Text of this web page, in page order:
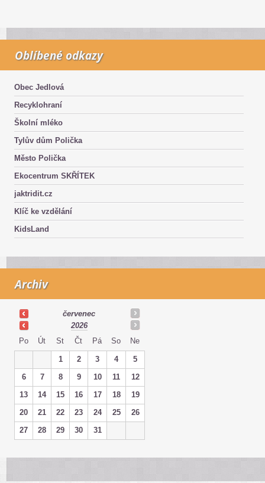
Oblíbené odkazy
Obec Jedlová
Recyklohraní
Školní mléko
Tylův dům Polička
Město Polička
Ekocentrum SKŘÍTEK
jaktridit.cz
Klíč ke vzdělání
KidsLand
Archiv
červenec
2026
Po
Út St Čt Pá So Ne
1 2 3 4
5
6
7 8 9 10 11
12
13
14 15 16 17 18
19
20
21 22 23 24 25
26
27
28 29 30 31